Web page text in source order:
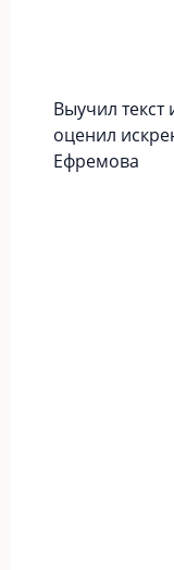
Выучил текст
оценил
Ефремова